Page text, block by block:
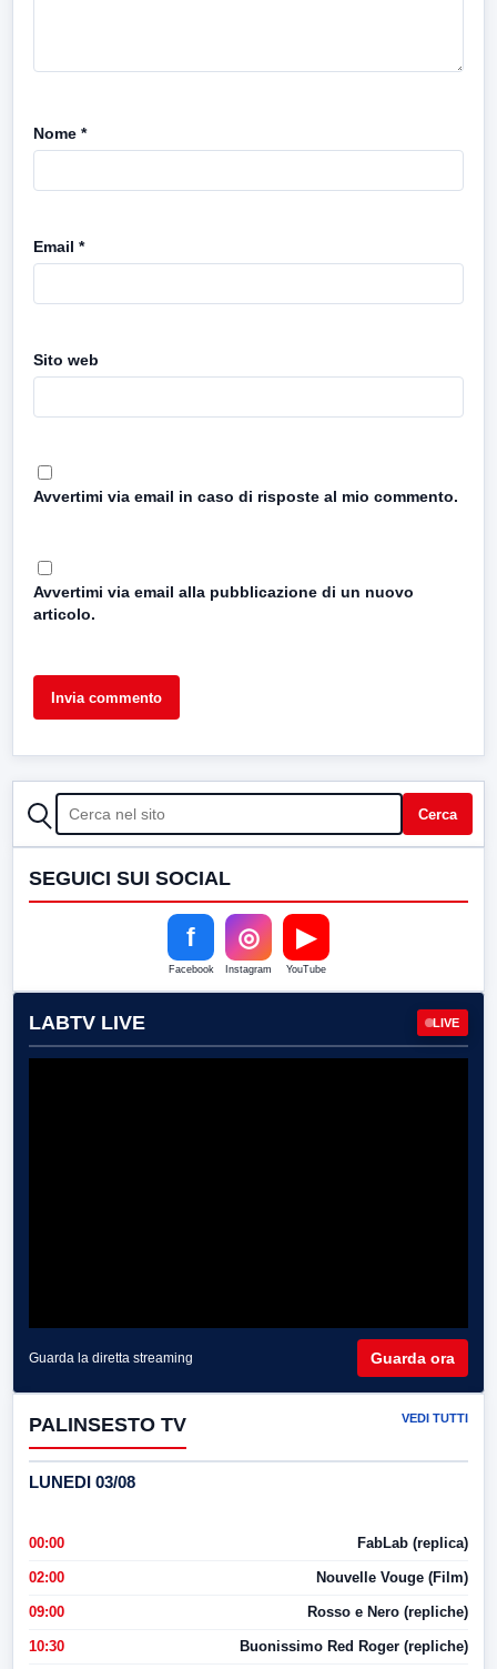
Nome *
Email *
Sito web
Avvertimi via email in caso di risposte al mio commento.
Avvertimi via email alla pubblicazione di un nuovo
articolo.
CERCA Cerca
SEGUICI SUI SOCIAL
f
Facebook
◎
Instagram
▶
YouTube
LABTV LIVE LIVE
Guarda la diretta streaming Guarda ora
PALINSESTO TV VEDI TUTTI
LUNEDI 03/08
00:00 FabLab (replica)
02:00 Nouvelle Vouge (Film)
09:00 Rosso e Nero (repliche)
10:30 Buonissimo Red Roger (repliche)